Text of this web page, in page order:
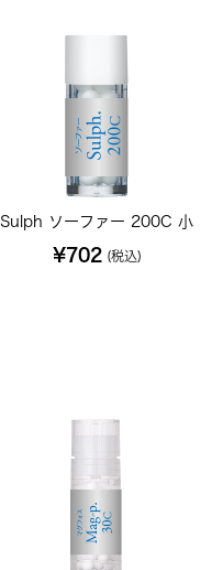
Sulph ソーファー 200C 小
¥702 (税込)